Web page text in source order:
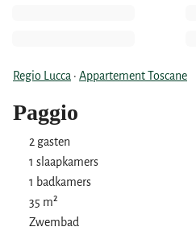
Regio Lucca · Appartement Toscane
Paggio
2 gasten
1 slaapkamers
1 badkamers
35 m²
Zwembad